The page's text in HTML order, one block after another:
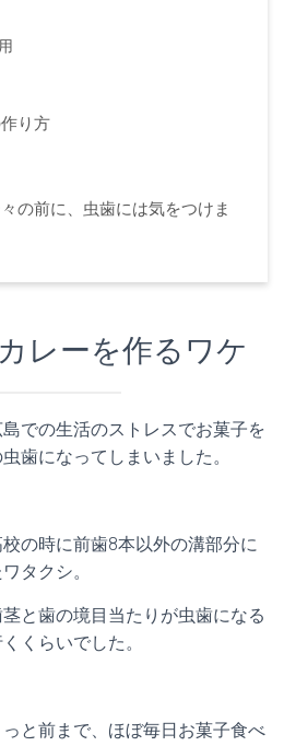
り方
の前に、虫歯には気をつけま
レーを作るワケ
での生活のストレスでお菓子を
歯になってしまいました。
の時に前歯8本以外の溝部分に
タクシ。
と歯の境目当たりが虫歯になる
くらいでした。
と前まで、ほぼ毎日お菓子食べ